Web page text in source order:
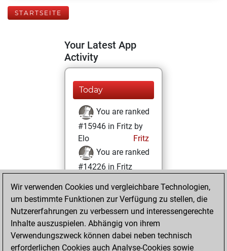
STARTSEITE
Your Latest App
Activity
Today
You are ranked
#15946 in Fritz by
Elo
Fritz
You are ranked
#14226 in Fritz
Samstag, März 2,
2024
You achieved a
BeautyScore of 11
Wir verwenden Cookies und vergleichbare Technologien,
um bestimmte Funktionen zur Verfügung zu stellen, die
Nutzererfahrungen zu verbessern und interessengerechte
Inhalte auszuspielen. Abhängig von ihrem
Verwendungszweck können dabei neben technisch
erforderlichen Cookies auch Analyse-Cookies sowie